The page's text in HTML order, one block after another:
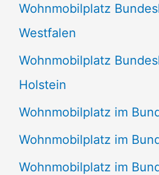
Wohnmobilplatz
Westfalen
Wohnmobilplatz
Holstein
Wohnmobilplatz im
Wohnmobilplatz im
Wohnmobilplatz im